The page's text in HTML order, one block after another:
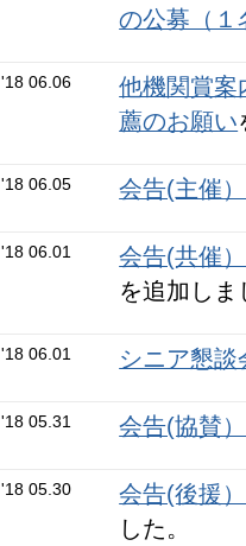
の公募（１
'18 06.06
他機関賞案
薦のお願い
'18 06.05 会告(主催）
'18 06.01
会告(共催）
を追加しま
'18 06.01 シニア懇談
'18 05.31 会告(協賛）
'18 05.30
会告(後援）
した。